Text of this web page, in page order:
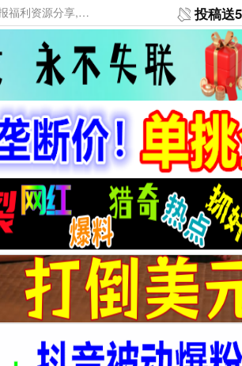
本网站提供资源工具下载，大老表资源工具，大表哥资源网软件工具，大老表资源下载，活动线报福利资源分享,活动线报，大型网游经典游戏，网络热门技术游戏辅助交流与分享。 投稿送